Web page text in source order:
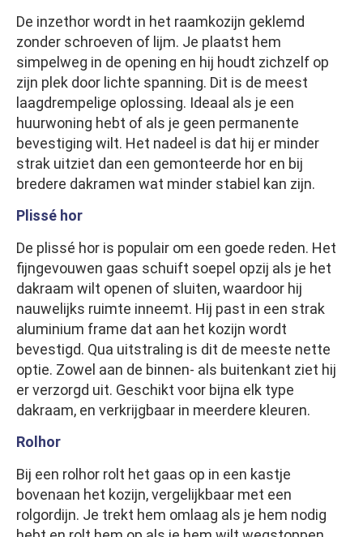
De inzethor wordt in het raamkozijn geklemd
zonder schroeven of lijm. Je plaatst hem
simpelweg in de opening en hij houdt zichzelf op
zijn plek door lichte spanning. Dit is de meest
laagdrempelige oplossing. Ideaal als je een
huurwoning hebt of als je geen permanente
bevestiging wilt. Het nadeel is dat hij er minder
strak uitziet dan een gemonteerde hor en bij
bredere dakramen wat minder stabiel kan zijn.
Plissé hor
De plissé hor is populair om een goede reden. Het
fijngevouwen gaas schuift soepel opzij als je het
dakraam wilt openen of sluiten, waardoor hij
nauwelijks ruimte inneemt. Hij past in een strak
aluminium frame dat aan het kozijn wordt
bevestigd. Qua uitstraling is dit de meeste nette
optie. Zowel aan de binnen- als buitenkant ziet hij
er verzorgd uit. Geschikt voor bijna elk type
dakraam, en verkrijgbaar in meerdere kleuren.
Rolhor
Bij een rolhor rolt het gaas op in een kastje
bovenaan het kozijn, vergelijkbaar met een
rolgordijn. Je trekt hem omlaag als je hem nodig